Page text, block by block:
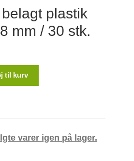
plastik
mm / 30 stk.
til kurv
varer igen på lager.